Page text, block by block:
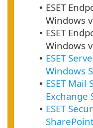
• ESET
Windows
• ESET
Windows
• ESET
Windows
• ESET
Exchange
• ESET